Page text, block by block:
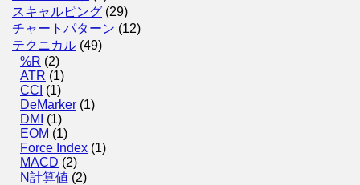
スキャルピング (29)
チャートパターン (12)
テクニカル (49)
%R (2)
ATR (1)
CCI (1)
DeMarker (1)
DMI
(1)
EOM (1)
Force Index (1)
MACD (2)
N計算値 (2)